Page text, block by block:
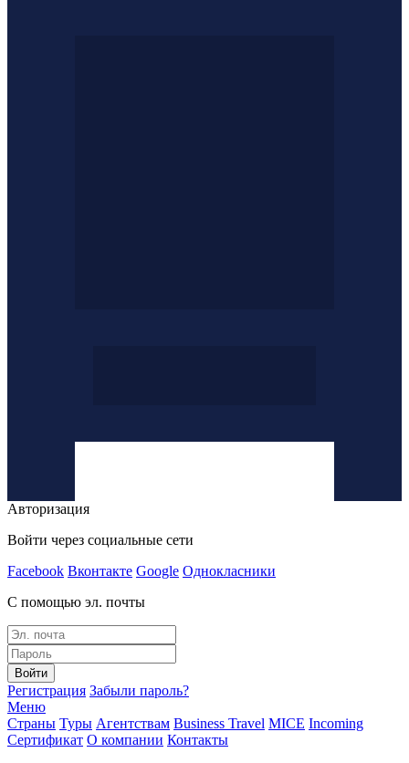
Авторизация
Войти через социальные сети
Facebook Вконтакте Google Однокласники
С помощью эл. почты
Войти
Регистрация Забыли пароль?
Меню
Страны Туры Агентствам Business Travel MICE Incoming
Сертификат О компании Контакты